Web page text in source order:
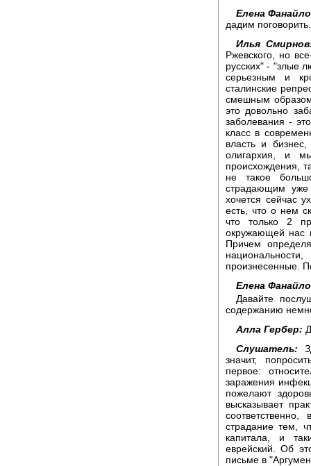
Елена
дадим
Илья
Ржевского, но
русских" - "злые
серьезным и
сталинские
смешным образом
это довольно
заболевания -
класс в
власть и
олигархия, и
происхождения,
не такое
страдающим
хочется сейчас
есть, что о нем
что только 2
окружающей нас
Причем
произнесенные.
Елена
Давайте
содержанию
Алла Гербер:
Слушатель:
значит,
первое:
заражения
пожелают
высказывает
страдание тем,
капитала, и
еврейский. Об
письме в